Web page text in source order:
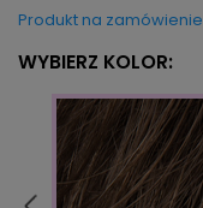
Produkt na zamówienie
WYBIERZ KOLOR: